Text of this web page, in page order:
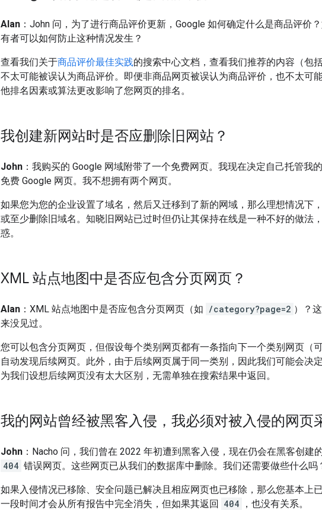
Alan ：John 问，为了进行商品评价更新，Google 如何确定什么是商品评价
有者可以如何防止这种情况发生？
查看我们关于商品评价最佳实践的搜索中心文档，查看我们推荐的内容（包
不太可能被误认为商品评价。即便非商品网页被误认为商品评价，也不太可
他排名因素或算法更改影响了您网页的排名。
我创建新网站时是否应删除旧网站？
John ：我购买的 Google 网域附带了一个免费网页。我现在决定自己托管我
免费 Google 网页。我不想拥有两个网页。
如果您为您的企业设置了域名，然后又迁移到了新的网域，那么理想情况下
或至少删除旧域名。知晓旧网站已过时但仍让其保持在线是一种不好的做法
惑。
XML 站点地图中是否应包含分页网页？
Alan ：XML 站点地图中是否应包含分页网页（如 /category?page=2 ）？
来没见过。
您可以包含分页网页，但假设每个类别网页都有一条指向下一个类别网页（
自动发现后续网页。此外，由于后续网页属于同一类别，因此我们可能会决
为我们设想后续网页没有太大区别，无需单独在搜索结果中返回。
我的网站曾经被黑客入侵，我必须对被入侵的网页
John ：Nacho 问，我们曾在 2022 年初遭到黑客入侵，现在仍会在黑客创建
404 错误网页。这些网页已从我们的数据库中删除。我们还需要做些什么吗
如果入侵情况已移除、安全问题已解决且相应网页也已移除，那么您基本上
一段时间才会从所有报告中完全消失，但如果其返回 404 ，也没有关系。